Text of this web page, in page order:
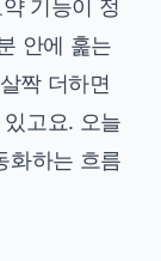
기능이 정
안에 훑는
짝 더하면
고요. 오늘
화하는 흐름